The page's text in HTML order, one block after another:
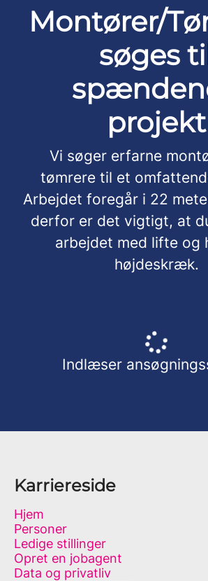
Montører/
søges
projekt
Vi søger erfarne
tømrere til et
Arbejdet foregår i 22
derfor er det vigtigt, at
arbejdet med lifte og
højdeskræk.
Indlæser
Karriereside
Hjem
Personer
Ledige stillinger
Opret en jobagent
Data og privatliv